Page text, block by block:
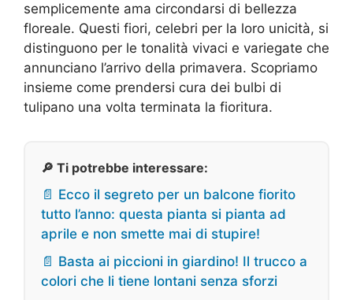
semplicemente ama circondarsi di bellezza
floreale. Questi fiori, celebri per la loro unicità, si
distinguono per le tonalità vivaci e variegate che
annunciano l’arrivo della primavera. Scopriamo
insieme come prendersi cura dei bulbi di
tulipano una volta terminata la fioritura.
🔎 Ti potrebbe interessare:
📄 Ecco il segreto per un balcone fiorito
tutto l’anno: questa pianta si pianta ad
aprile e non smette mai di stupire!
📄 Basta ai piccioni in giardino! Il trucco a
colori che li tiene lontani senza sforzi